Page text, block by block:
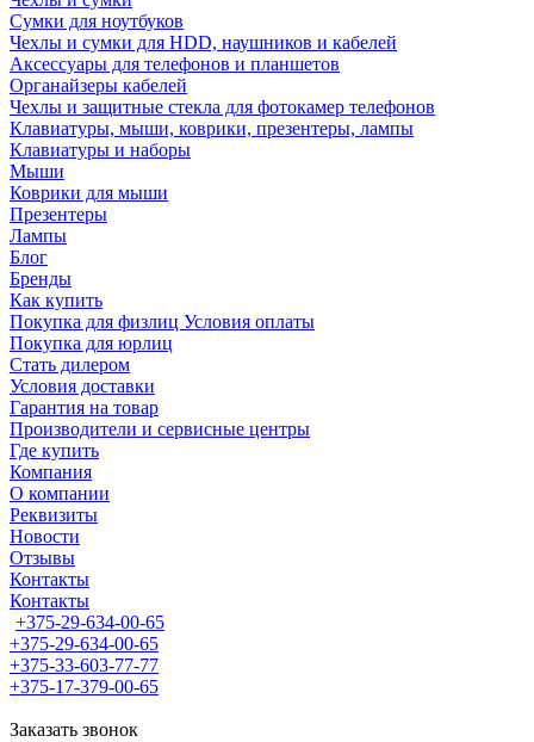
Сумки для ноутбуков
Чехлы и сумки для HDD, наушников и кабелей
Аксессуары для телефонов и планшетов
Органайзеры кабелей
Чехлы и защитные стекла для фотокамер телефонов
Клавиатуры, мыши, коврики, презентеры, лампы
Клавиатуры и наборы
Мыши
Коврики для мыши
Презентеры
Лампы
Блог
Бренды
Как купить
Покупка для физлиц Условия оплаты
Покупка для юрлиц
Стать дилером
Условия доставки
Гарантия на товар
Производители и сервисные центры
Где купить
Компания
О компании
Реквизиты
Новости
Отзывы
Контакты
Контакты
+375-29-634-00-65
+375-29-634-00-65
+375-33-603-77-77
+375-17-379-00-65
Заказать звонок